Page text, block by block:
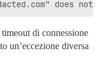
di connessione
un’eccezione diversa